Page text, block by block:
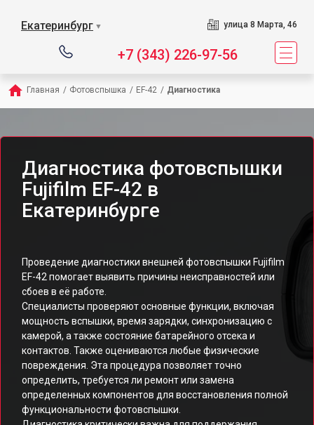
Екатеринбург ▼ улица 8 Марта, 46
+7 (343) 226-97-56
Главная / Фотовспышка / EF-42 / Диагностика
Диагностика фотовспышки
Fujifilm EF-42 в
Екатеринбурге
Проведение диагностики внешней фотовспышки Fujifilm
EF-42 помогает выявить причины неисправностей или
сбоев в её работе.
Специалисты проверяют основные функции, включая
мощность вспышки, время зарядки, синхронизацию с
камерой, а также состояние батарейного отсека и
контактов. Также оцениваются любые физические
повреждения. Эта процедура позволяет точно
определить, требуется ли ремонт или замена
определенных компонентов для восстановления полной
функциональности фотовспышки.